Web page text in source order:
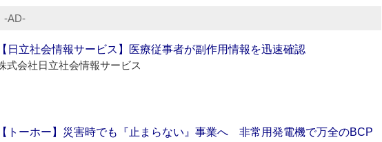
‐AD‐
【日立社会情報サービス】医療従事者が副作用情報を迅速確認
式会社日立社会情報サービス
【トーホー】災害時でも『止まらない』事業へ 非常用発電機で万全のBCP